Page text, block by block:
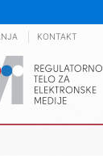
KONTAKT